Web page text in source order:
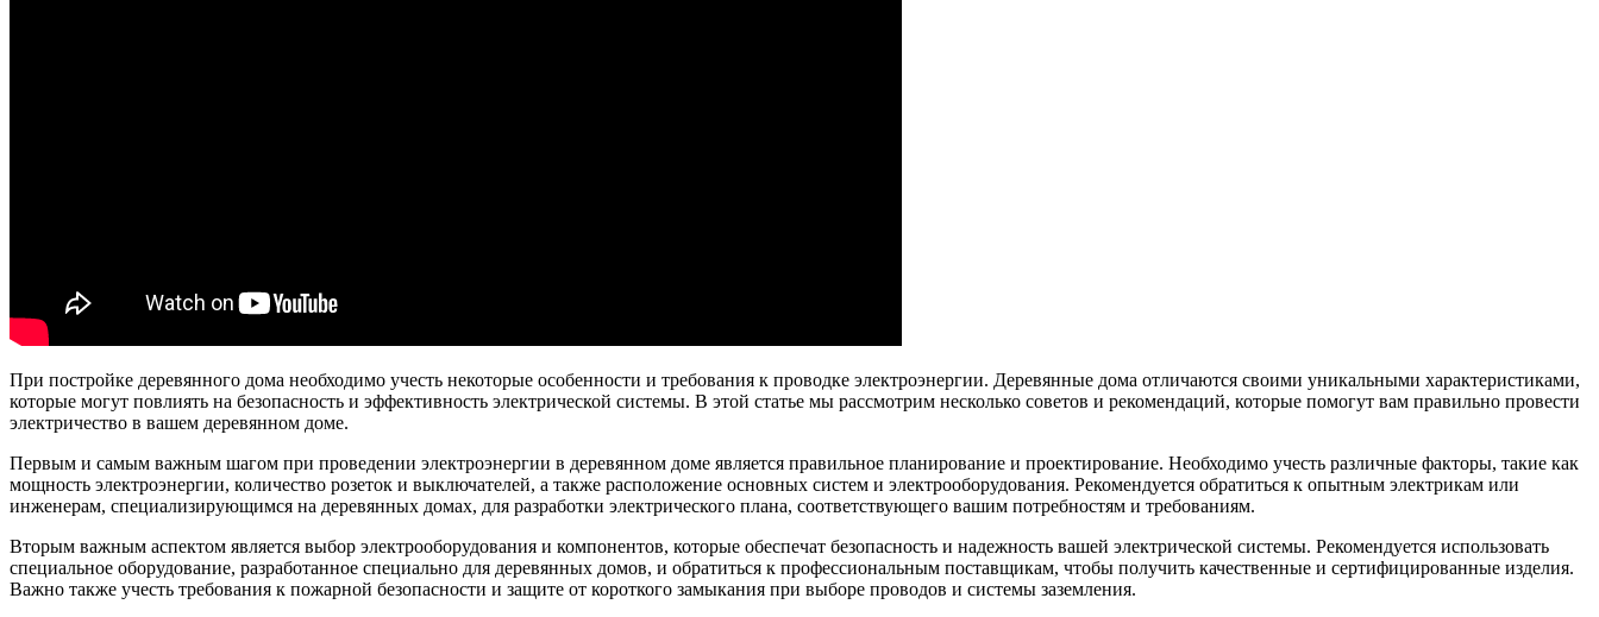
При постройке деревянного дома необходимо учесть некоторые особенности и требования к проводке электроэнергии. Деревянные дома отличаются своими уникальными характеристиками,
которые могут повлиять на безопасность и эффективность электрической системы. В этой статье мы рассмотрим несколько советов и рекомендаций, которые помогут вам правильно провести
электричество в вашем деревянном доме.
Первым и самым важным шагом при проведении электроэнергии в деревянном доме является правильное планирование и проектирование. Необходимо учесть различные факторы, такие как
мощность электроэнергии, количество розеток и выключателей, а также расположение основных систем и электрооборудования. Рекомендуется обратиться к опытным электрикам или
инженерам, специализирующимся на деревянных домах, для разработки электрического плана, соответствующего вашим потребностям и требованиям.
Вторым важным аспектом является выбор электрооборудования и компонентов, которые обеспечат безопасность и надежность вашей электрической системы. Рекомендуется использовать
специальное оборудование, разработанное специально для деревянных домов, и обратиться к профессиональным поставщикам, чтобы получить качественные и сертифицированные изделия.
Важно также учесть требования к пожарной безопасности и защите от короткого замыкания при выборе проводов и системы заземления.